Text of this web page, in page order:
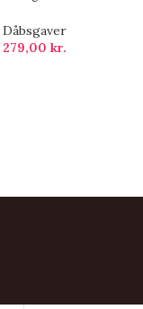
Dåbsgaver
279,00 kr.